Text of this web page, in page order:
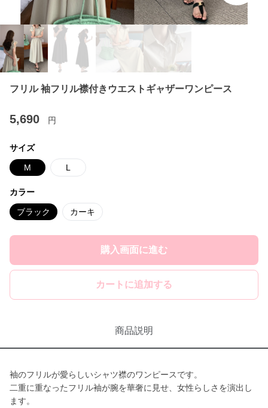
フリル 袖フリル襟付きウエストギャザーワンピース
5,690 円
サイズ
M L
カラー
ブラック カーキ
購入画面に進む
カートに追加する
商品説明
袖のフリルが愛らしいシャツ襟のワンピースです。
二重に重なったフリル袖が腕を華奢に見せ、女性らしさを演出し
ます。